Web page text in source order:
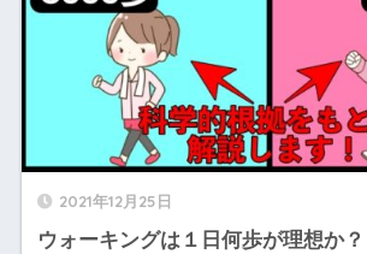
2021年12月25日
ウォーキングは１日何歩が理想か？